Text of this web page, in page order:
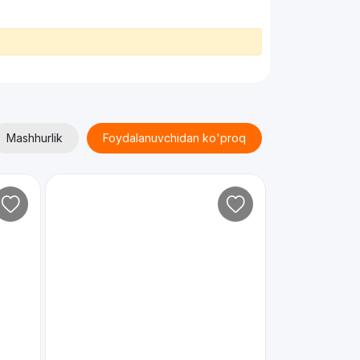
Mashhurlik Foydalanuvchidan ko'proq